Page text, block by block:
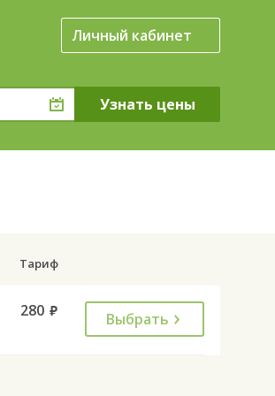
Личный кабинет
Тариф
280 руб. Выбрать